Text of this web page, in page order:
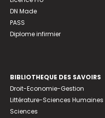
DN Made
PASS
Diplome infirmier
BIBLIOTHEQUE DES SAVOIRS
Droit-Economie-Gestion
Littérature-Sciences Humaines
Sciences